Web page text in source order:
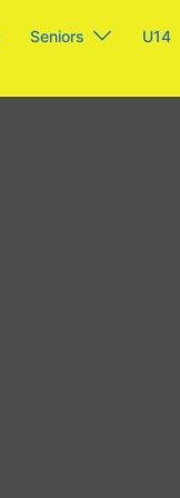
Seniors U14